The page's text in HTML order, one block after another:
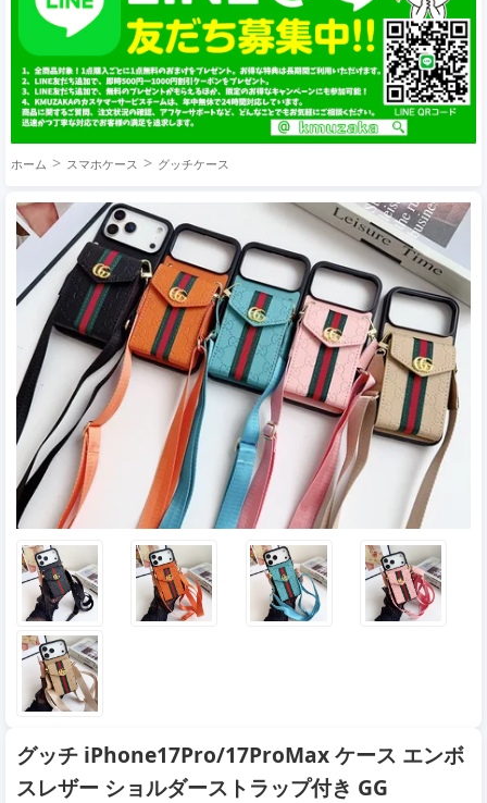
ホーム スマホケース グッチケース
グッチ iPhone17Pro/17ProMax ケース エンボ
スレザー ショルダーストラップ付き GG